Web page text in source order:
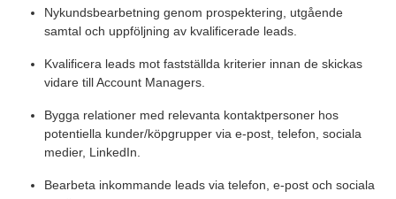
Nykundsbearbetning genom prospektering, utgående
samtal och uppföljning av kvalificerade leads.
Kvalificera leads mot fastställda kriterier innan de skickas
vidare till Account Managers.
Bygga relationer med relevanta kontaktpersoner hos
potentiella kunder/köpgrupper via e-post, telefon, sociala
medier, LinkedIn.
Bearbeta inkommande leads via telefon, e-post och sociala